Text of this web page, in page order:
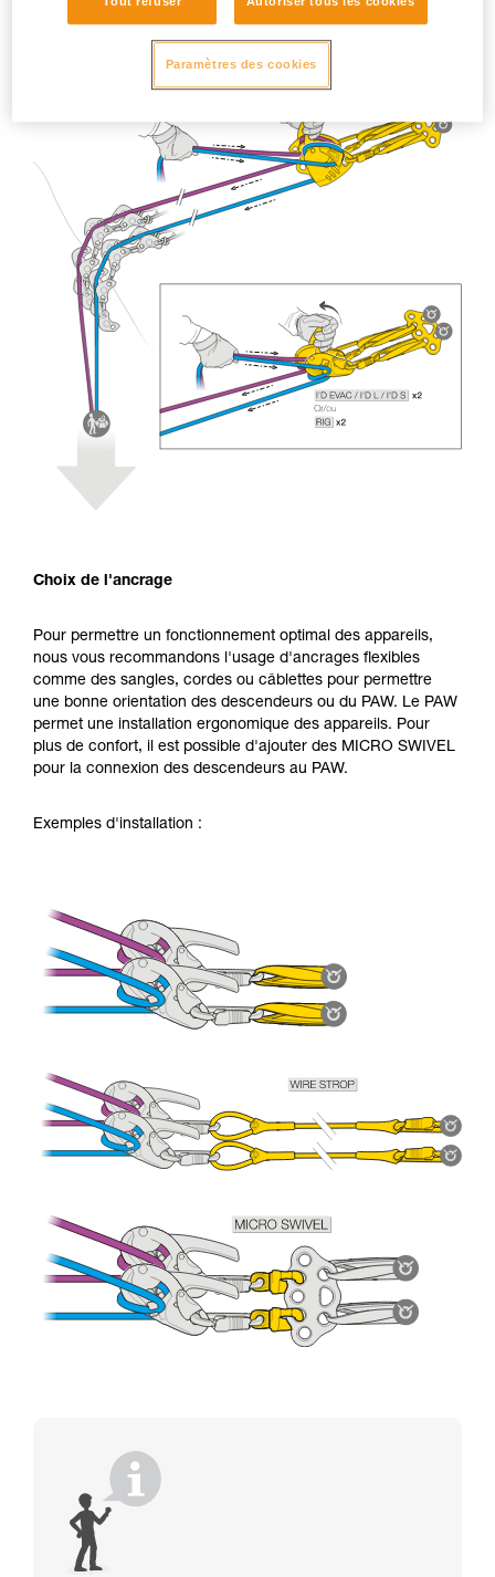
Choix de l'ancrage
Pour permettre un fonctionnement optimal des appareils,
nous vous recommandons l'usage d'ancrages flexibles
comme des sangles, cordes ou câblettes pour permettre
une bonne orientation des descendeurs ou du PAW. Le PAW
permet une installation ergonomique des appareils. Pour
plus de confort, il est possible d'ajouter des MICRO SWIVEL
pour la connexion des descendeurs au PAW.
Exemples d'installation :
Paramètres des cookies